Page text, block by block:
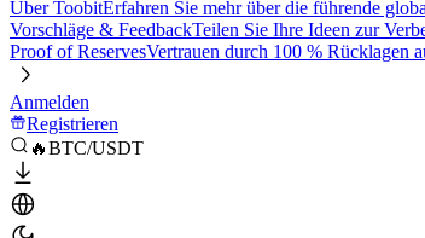
Über ToobitErfahren Sie mehr über die führende
Vorschläge & FeedbackTeilen Sie Ihre Ideen zur
Proof of ReservesVertrauen durch 100 % Rücklagen
Anmelden
Registrieren
🔥BTC/USDT